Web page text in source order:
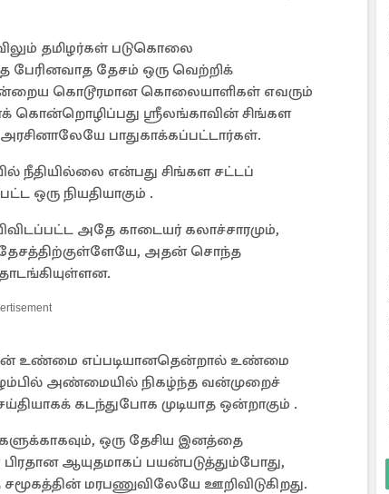
தமிழர்கள் படுகொலை
தேசம் ஒரு வெற்றிக்
கொடூரமான கொலையாளிகள் எவரும்
கொன்றொழிப்பது ஶ்ரீலங்காவின் சிங்கள
அரசினாலேயே பாதுகாக்கப்பட்டார்கள்.
நீதியில்லை என்பது சிங்கள சட்டப்
ஒரு நியதியாகும் .
அதே காடையர் கலாச்சாரமும்,
அதன் சொந்த
உண்மை எப்படியானதென்றால் உண்மை
அண்மையில் நிகழ்ந்த வன்முறைச்
கடந்துபோக முடியாத ஒன்றாகும் .
ஒரு தேசிய இனத்தை
ஆயுதமாகப் பயன்படுத்தும்போது,
மரபணுவிலேயே ஊறிவிடுகிறது.